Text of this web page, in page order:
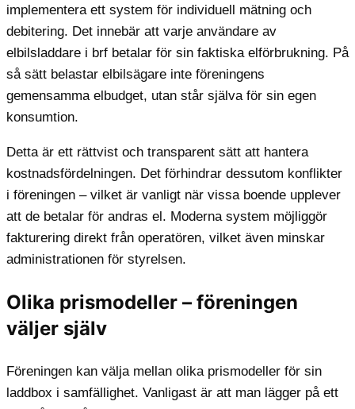
implementera ett system för individuell mätning och
debitering. Det innebär att varje användare av
elbilsladdare i brf betalar för sin faktiska elförbrukning. På
så sätt belastar elbilsägare inte föreningens
gemensamma elbudget, utan står själva för sin egen
konsumtion.
Detta är ett rättvist och transparent sätt att hantera
kostnadsfördelningen. Det förhindrar dessutom konflikter
i föreningen – vilket är vanligt när vissa boende upplever
att de betalar för andras el. Moderna system möjliggör
fakturering direkt från operatören, vilket även minskar
administrationen för styrelsen.
Olika prismodeller – föreningen
väljer själv
Föreningen kan välja mellan olika prismodeller för sin
laddbox i samfällighet. Vanligast är att man lägger på ett